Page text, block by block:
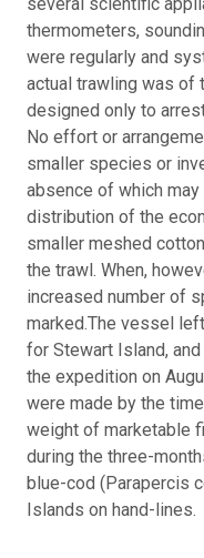
thermometers,
were regularly and
actual trawling was of
designed only to
No effort or
smaller species or
absence of which may
distribution of the
smaller meshed
the trawl. When,
increased number of
marked.The vessel
for Stewart Island,
the expedition on
were made by the
weight of marketable
during the three-
blue-cod (Parapercis
Islands on hand-lines.